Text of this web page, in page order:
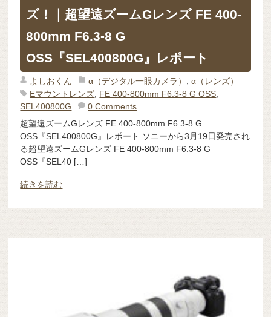
ズ！｜超望遠ズームGレンズ FE 400-
800mm F6.3-8 G
OSS『SEL400800G』レポート
よしおくん α（デジタル一眼カメラ） ,α（レンズ）
Eマウントレンズ, FE 400-800mm F6.3-8 G OSS,
SEL400800G
0 Comments
超望遠ズームGレンズ FE 400-800mm F6.3-8 G
OSS『SEL400800G』レポート ソニーから3月19日発売され
る超望遠ズームGレンズ FE 400-800mm F6.3-8 G
OSS『SEL40 […]
続きを読む